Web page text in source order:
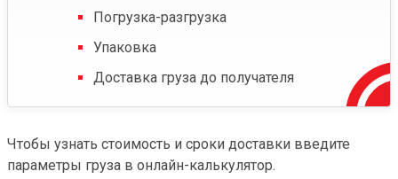
Погрузка-разгрузка
Упаковка
Доставка груза до получателя
Чтобы узнать стоимость и сроки доставки введите
параметры груза в онлайн-калькулятор.